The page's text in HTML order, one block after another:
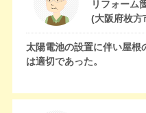
リフォーム
(大阪府枚方
太陽電池の設置に伴い屋
は適切であった。